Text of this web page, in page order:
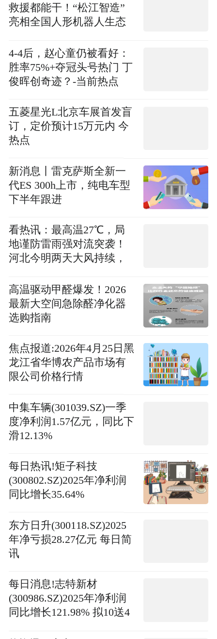
救援都能干！“松江智造”
亮相全国人形机器人生态
4-4后，赵心童仍被看好：
胜率75%+夺冠头号热门 丁
俊晖创奇迹？-当前热点
五菱星光L北京车展首发盲
订，定价预计15万元内 今
热点
新消息丨雷克萨斯全新一
代ES 300h上市，纯电车型
下半年跟进
看热讯：最高温27℃，局
地谨防雷雨强对流突袭！
河北今明两天大风持续，
高温驱动甲醛爆发！2026
最新大空间急除醛净化器
选购指南
焦点报道:2026年4月25日黑
龙江省华博农产品市场有
限公司价格行情
中集车辆(301039.SZ)一季
度净利润1.57亿元，同比下
滑12.13%
每日热讯!矩子科技
(300802.SZ)2025年净利润
同比增长35.64%
东方日升(300118.SZ)2025
年净亏损28.27亿元 每日简
讯
每日消息!志特新材
(300986.SZ)2025年净利润
同比增长121.98% 拟10送4